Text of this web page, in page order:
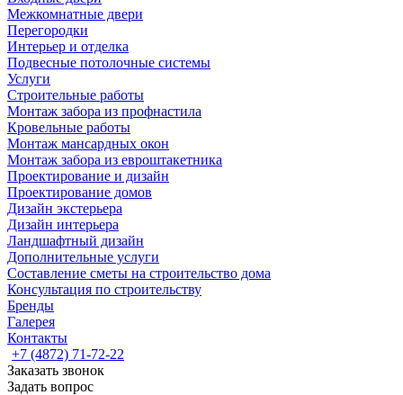
Межкомнатные двери
Перегородки
Интерьер и отделка
Подвесные потолочные системы
Услуги
Строительные работы
Монтаж забора из профнастила
Кровельные работы
Монтаж мансардных окон
Монтаж забора из евроштакетника
Проектирование и дизайн
Проектирование домов
Дизайн экстерьера
Дизайн интерьера
Ландшафтный дизайн
Дополнительные услуги
Составление сметы на строительство дома
Консультация по строительству
Бренды
Галерея
Контакты
+7 (4872) 71-72-22
Заказать звонок
Задать вопрос